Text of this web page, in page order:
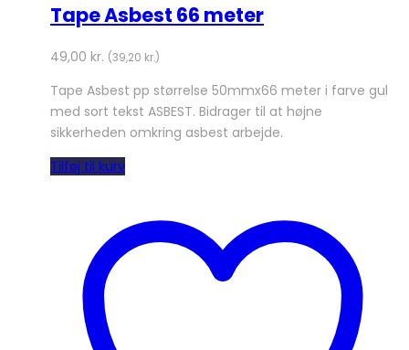
Tape Asbest 66 meter
49,00 kr. (39,20 kr.)
Tape Asbest pp størrelse 50mmx66 meter i farve gul
med sort tekst ASBEST. Bidrager til at højne
sikkerheden omkring asbest arbejde.
Tilføj til kurv